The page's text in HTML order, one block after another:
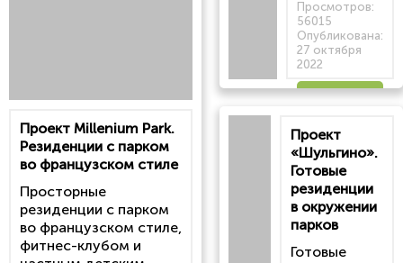
Проект Millenium Park.
Резиденции с парком
во французском стиле
Просторные
резиденции с парком
во французском стиле,
фитнес-клубом и
Просмотров:
56015
Опубликована:
27 октября
2022
статью
Проект
«Шульгино».
Готовые
резиденции
в окружении
парков
Готовые